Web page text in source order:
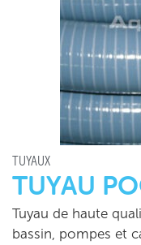
TUYAUX
TUYAU
Tuyau de haute
bassin, pompes et